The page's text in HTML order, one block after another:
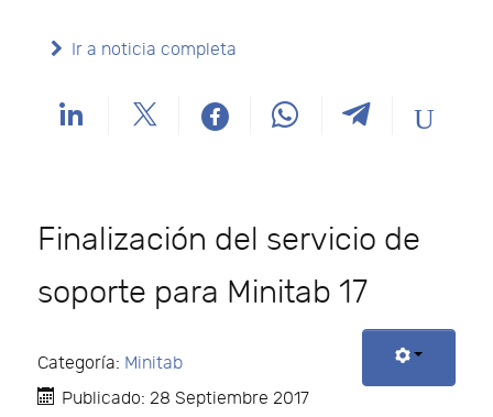
Ir a noticia completa
Finalización del servicio de
soporte para Minitab 17
Categoría: Minitab
Publicado: 28 Septiembre 2017